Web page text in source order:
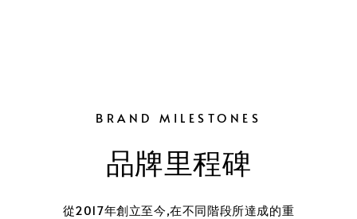
BRAND MILESTONES
品牌里程碑
從2017年創立至今,在不同階段所達成的重